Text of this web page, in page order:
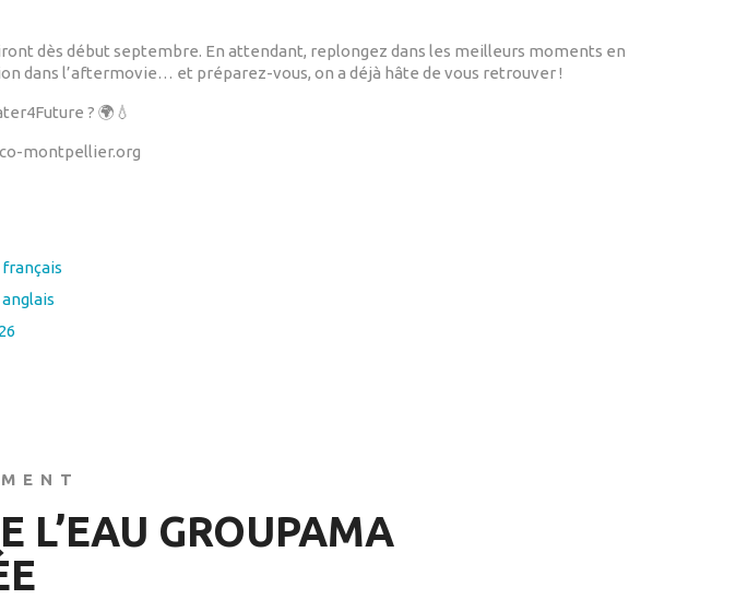
dès début septembre. En attendant, replongez dans les meilleurs moments en
dans l’aftermovie… et préparez-vous, on a déjà hâte de vous retrouver !
? 🌍💧
montpellier.org
L’EAU GROUPAMA